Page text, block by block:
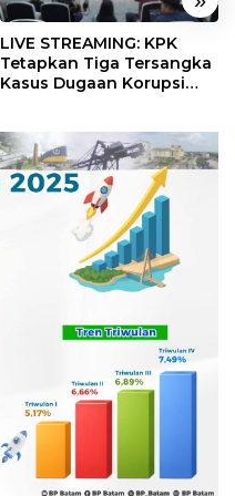
LIVE STREAMING: KPK
Tetapkan Tiga Tersangka
Kasus Dugaan Korupsi